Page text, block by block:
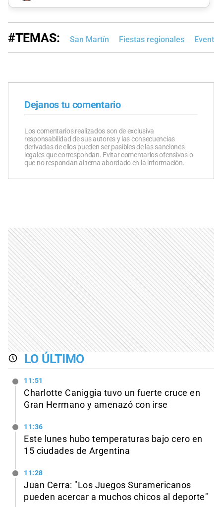
#TEMAS: San Martín Fiestas regionales
Dejanos tu comentario
Los comentarios realizados son de exclusiva
responsabilidad de sus autores y las consecuencias
derivadas de ellos pueden ser pasibles de las sanciones
legales que correspondan. Evitar comentarios ofensivos o
que no respondan al tema abordado en la información.
LO ÚLTIMO
11:51
Charlotte Caniggia tuvo un fuerte cruce en
Gran Hermano y amenazó con irse
11:36
Este lunes hubo temperaturas bajo cero en
15 ciudades de Argentina
11:28
Juan Cerra: "Los Juegos Suramericanos
pueden acercar a muchos chicos al deporte"